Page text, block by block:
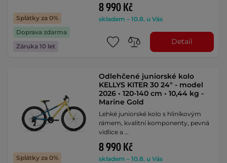
Splátky za 0%
Doprava zdarma
Záruka 10 let
8 990 Kč
skladem – 10.8. u Vás
Detail
Splátky za 0%
Odlehčené juniorské kolo
KELLYS KITER 30 24" - model
2026 • 120-140 cm • 10,44 kg -
Marine Gold
Lehké juniorské kolo s hliníkovým
rámem, kvalitní komponenty, pevná
vidlice a …
8 990 Kč
skladem – 10.8. u Vás